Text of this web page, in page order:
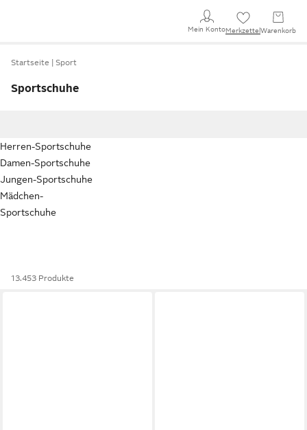
Mein KontoMerkzettel Warenkorb
Startseite Sport
Sportschuhe
Herren-Sportschuhe
Damen-Sportschuhe
Jungen-Sportschuhe
Mädchen-
Sportschuhe
13.453 Produkte